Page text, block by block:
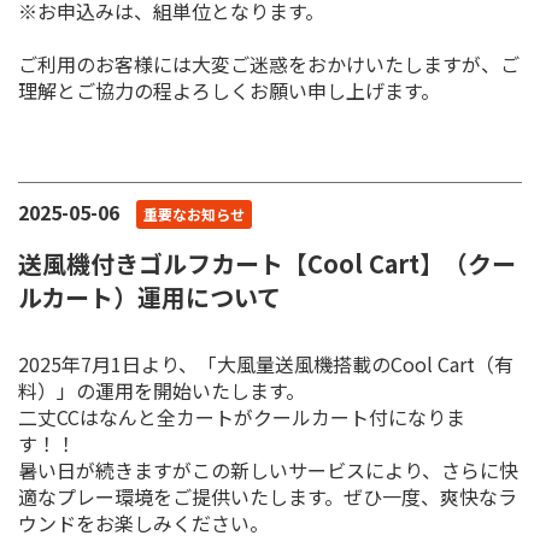
※お申込みは、組単位となります。
ご利用のお客様には大変ご迷惑をおかけいたしますが、ご
理解とご協力の程よろしくお願い申し上げます。
2025-05-06 重要なお知らせ
送風機付きゴルフカート【Cool Cart】（クー
ルカート）運用について
2025年7月1日より、「大風量送風機搭載のCool Cart（有
料）」の運用を開始いたします。
二丈CCはなんと全カートがクールカート付になりま
す！！
暑い日が続きますがこの新しいサービスにより、さらに快
適なプレー環境をご提供いたします。ぜひ一度、爽快なラ
ウンドをお楽しみください。